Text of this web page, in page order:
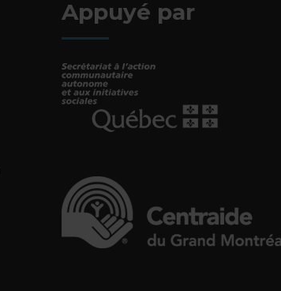
Appuyé par
- Cet hyperlien s'ouvrira dans